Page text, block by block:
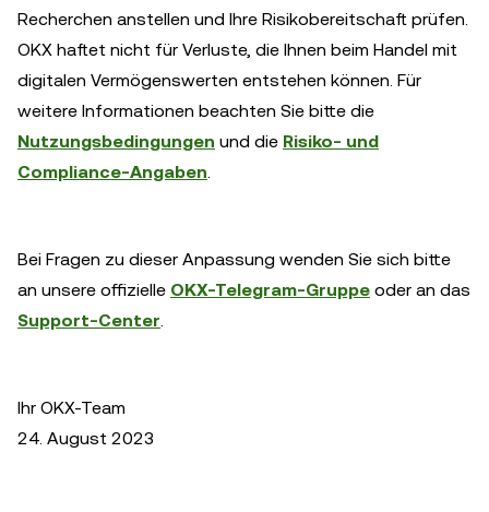
Recherchen anstellen und Ihre Risikobereitschaft prüfen.
OKX haftet nicht für Verluste, die Ihnen beim Handel mit
digitalen Vermögenswerten entstehen können. Für
weitere Informationen beachten Sie bitte die
Nutzungsbedingungen und die Risiko- und
Compliance-Angaben.
Bei Fragen zu dieser Anpassung wenden Sie sich bitte
an unsere offizielle OKX-Telegram-Gruppe oder an das
Support-Center.
Ihr OKX-Team
24. August 2023